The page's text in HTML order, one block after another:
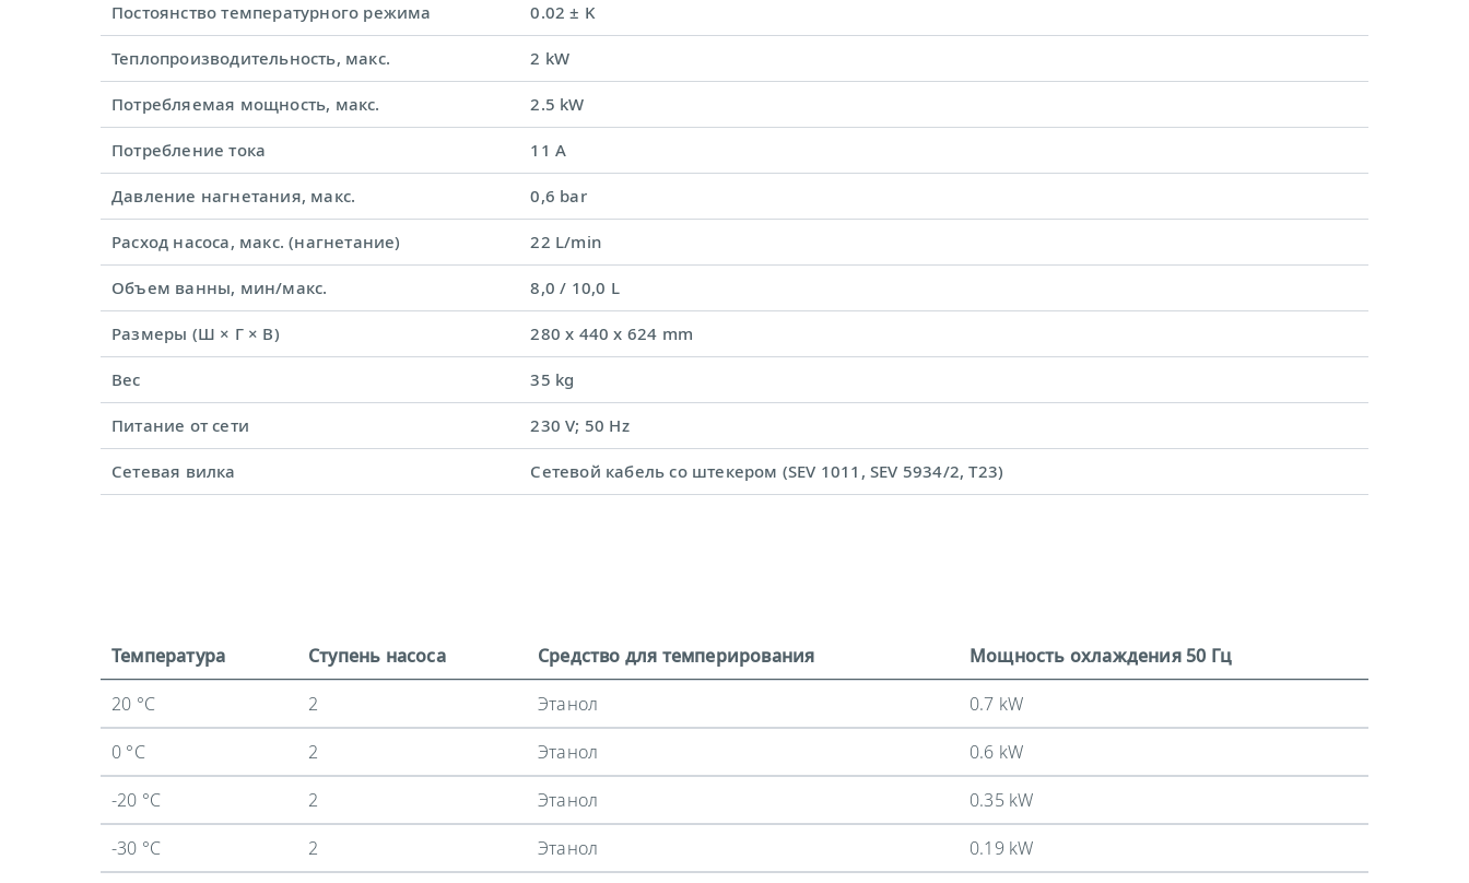
Постоянство температурного режима 0.02 ± K
Теплопроизводительность, макс. 2 kW
Потребляемая мощность, макс. 2.5 kW
Потребление тока 11 A
Давление нагнетания, макс. 0,6 bar
Расход насоса, макс. (нагнетание) 22 L/min
Объем ванны, мин/макс. 8,0 / 10,0 L
Размеры (Ш × Г × В) 280 x 440 x 624 mm
Вес 35 kg
Питание от сети 230 V; 50 Hz
Сетевая вилка Сетевой кабель со штекером (SEV 1011, SEV 5934/2, T23)
Температура Ступень насоса Средство для темперирования
Мощность охлаждения 50 Гц
20 °C
2 Этанол
0.7 kW
0 °C
2 Этанол
0.6 kW
-20 °C
2 Этанол
0.35 kW
-30 °C
2 Этанол
0.19 kW